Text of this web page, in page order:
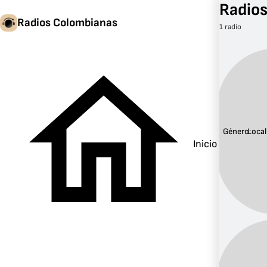
Radios Colombianas
Inicio
1 radio
Género:Local